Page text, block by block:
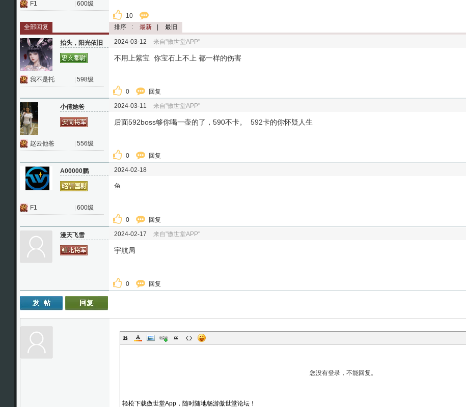
F1 600级
10
全部回复
排序 : 最新 最旧
抬头，阳光依旧
我不是托 598级
2024-03-12 来自"傲世堂APP"
不用上紫宝 你宝石上不上 都一样的伤害
0 回复
小倩她爸
赵云他爸 556级
2024-03-11 来自"傲世堂APP"
后面592boss够你喝一壶的了，590不卡。 592卡的你怀疑人生
0 回复
A00000鹏
F1 600级
2024-02-18
鱼
0 回复
漫天飞雪 2024-02-17 来自"傲世堂APP"
宇航局
0 回复
轻松下载傲世堂App，随时随地畅游傲世堂论坛！